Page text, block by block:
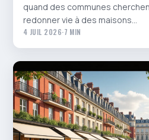
quand des communes
redonner vie à des maisons…
4 JUIL 2026·7 MIN